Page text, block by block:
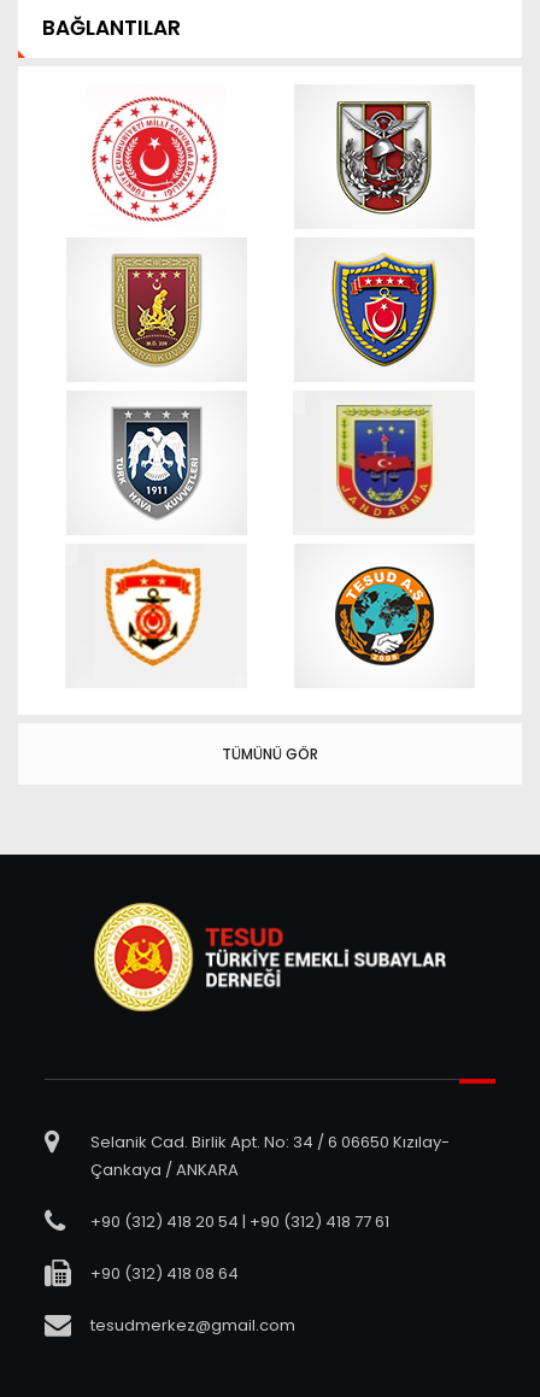
BAĞLANTILAR
TÜMÜNÜ GÖR
Selanik Cad. Birlik Apt. No: 34 / 6 06650 Kızılay-
Çankaya / ANKARA
+90 (312) 418 20 54 | +90 (312) 418 77 61
+90 (312) 418 08 64
tesudmerkez@gmail.com